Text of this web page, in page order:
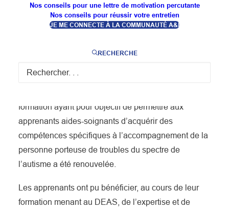
Nos conseils pour une lettre de motivation percutante
Nos conseils pour réussir votre entretien
JE ME CONNECTE À LA COMMUNAUTÉ A&I
RECHERCHE
Dans le cadre du partenariat entre l’AEIM et l’IFAS-
formation ayant pour objectif de permettre aux
apprenants aides-soignants d’acquérir des
compétences spécifiques à l’accompagnement de la
personne porteuse de troubles du spectre de
l’autisme a été renouvelée.
Les apprenants ont pu bénéficier, au cours de leur
formation menant au DEAS, de l’expertise et de